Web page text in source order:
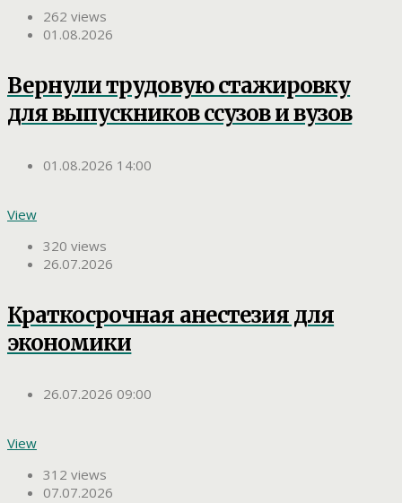
262 views
01.08.2026
Вернули трудовую стажировку
для выпускников ссузов и вузов
01.08.2026 14:00
View
320 views
26.07.2026
Краткосрочная анестезия для
экономики
26.07.2026 09:00
View
312 views
07.07.2026